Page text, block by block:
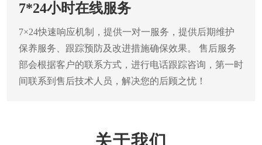
7*24小时在线服务
7×24快速响应机制，提供一对一服务，提供后期维护
保养服务、跟踪预防及改进措施确保效果。
售后服务
部会根据客户的联系方式，进行电话跟踪咨询，第一时
间联系到售后技术人员，解决您的后顾之忧！
关于我们